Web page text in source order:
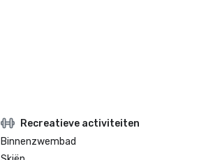
Recreatieve activiteiten
Binnenzwembad